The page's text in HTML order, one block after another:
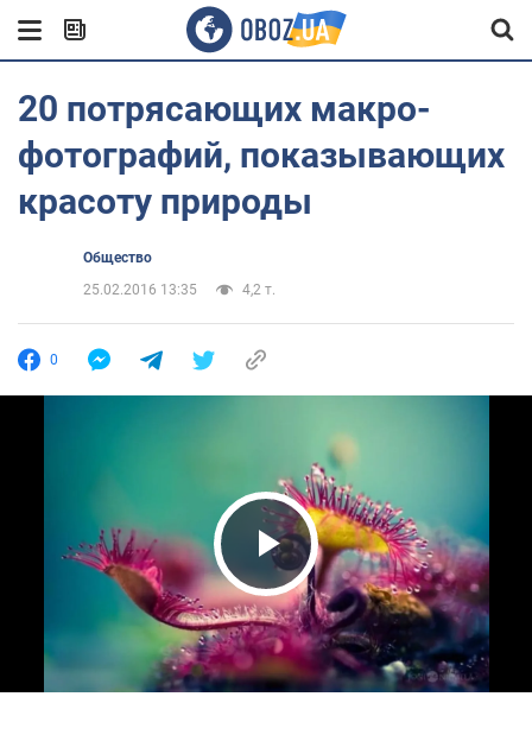
20 потрясающих макро-
фотографий, показывающих
красоту природы
Общество
25.02.2016 13:35
4,2 т.
0
Play Video